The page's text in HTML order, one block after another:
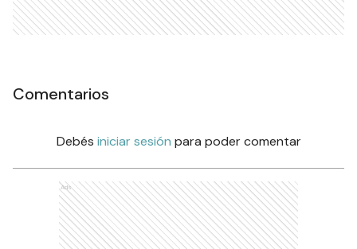
Comentarios
Debés iniciar sesión para poder comentar
Ads